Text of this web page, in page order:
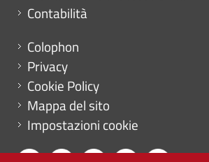
Contabilità
Menu footer
Colophon
Privacy
Cookie Policy
Mappa del sito
Impostazioni cookie